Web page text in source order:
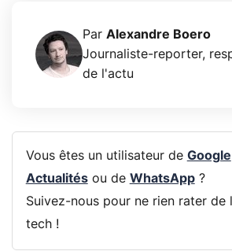
Par Alexandre Boero
Journaliste-reporter,
de l'actu
Vous êtes un utilisateur de Google
Actualitésou de WhatsApp?
Suivez-nous pour ne rien rater de
tech !